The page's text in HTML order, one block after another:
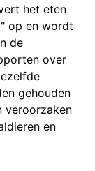
het eten
op en wordt
de
over
gehouden
veroorzaken
en